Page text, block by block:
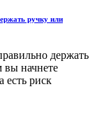
ручку или
держать
вы начнете
есть риск